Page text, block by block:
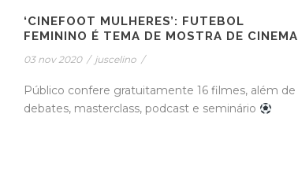
‘CINEFOOT MULHERES’: FUTEBOL
FEMININO É TEMA DE MOSTRA DE CINEMA
03 nov 2020 / juscelino /
Público confere gratuitamente 16 filmes, além de
debates, masterclass, podcast e seminário